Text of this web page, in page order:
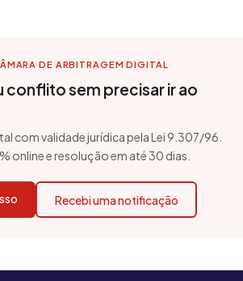
DE ARBITRAGEM DIGITAL
conflito sem precisar ir ao
com validade jurídica pela Lei 9.307/96.
online e resolução em até 30 dias.
Recebi uma notificação